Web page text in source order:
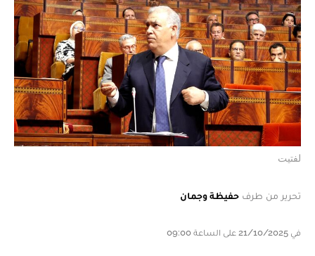
لفتيت
تحرير من طرف حفيظة وجمان
في 21/10/2025 على الساعة 09:00